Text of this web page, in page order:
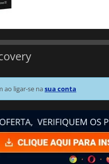
ao ligar-se nasua conta